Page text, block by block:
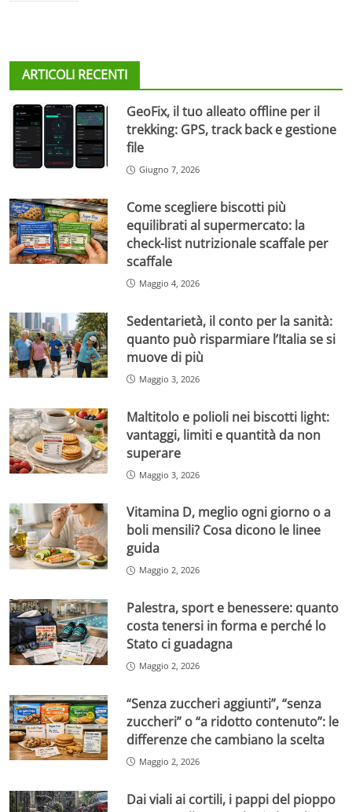
ARTICOLI RECENTI
GeoFix, il tuo alleato offline per il
trekking: GPS, track back e gestione
file
Giugno 7, 2026
Come scegliere biscotti più
equilibrati al supermercato: la
check-list nutrizionale scaffale per
scaffale
Maggio 4, 2026
Sedentarietà, il conto per la sanità:
quanto può risparmiare l’Italia se si
muove di più
Maggio 3, 2026
Maltitolo e polioli nei biscotti light:
vantaggi, limiti e quantità da non
superare
Maggio 3, 2026
Vitamina D, meglio ogni giorno o a
boli mensili? Cosa dicono le linee
guida
Maggio 2, 2026
Palestra, sport e benessere: quanto
costa tenersi in forma e perché lo
Stato ci guadagna
Maggio 2, 2026
“Senza zuccheri aggiunti”, “senza
zuccheri” o “a ridotto contenuto”: le
differenze che cambiano la scelta
Maggio 2, 2026
Dai viali ai cortili, i pappi del pioppo